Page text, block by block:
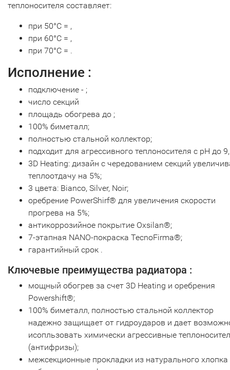
теплоносителя составляет:
при 50°С = ,
при 60°С = ,
при 70°С = .
Исполнение :
подключение - ;
число секций
площадь обогрева до ;
100% биметалл;
полностью стальной коллектор;
подходит для агрессивного теплоносителя с рН до
3D Heating: дизайн с чередованием секций
теплоотдачу на 5%;
3 цвета: Bianco, Silver, Noir;
оребрение PowerShirf® для увеличения скорости
прогрева на 5%;
антикоррозийное покрытие Oxsilan®;
7-этапная NANO-покраска TecnoFirma®;
гарантийный срок .
Ключевые преимущества радиатора :
мощный обогрев за счет 3D Heating и оребрения
Powershift®;
100% биметалл, полностью стальной коллектор
надежно защищает от гидроударов и дает
исопльзовать химически агрессивные
(антифризы);
межсекционные прокладки из натурального хлопка